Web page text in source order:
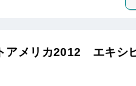
アメリカ2012 エキシ